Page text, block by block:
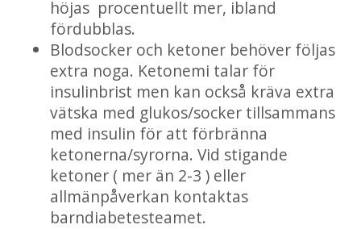
höjas procentuellt mer, ibland
fördubblas.
Blodsocker och ketoner behöver följas
extra noga. Ketonemi talar för
insulinbrist men kan också kräva extra
vätska med glukos/socker tillsammans
med insulin för att förbränna
ketonerna/syrorna. Vid stigande
ketoner ( mer än 2-3 ) eller
allmänpåverkan kontaktas
barndiabetesteamet.